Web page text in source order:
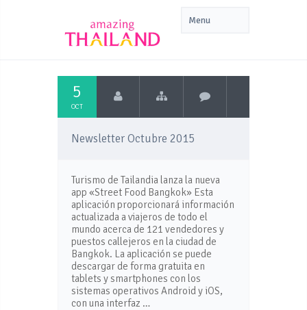
5
OCT
Newsletter Octubre 2015
Turismo de Tailandia lanza la nueva
app «Street Food Bangkok» Esta
aplicación proporcionará información
actualizada a viajeros de todo el
mundo acerca de 121 vendedores y
puestos callejeros en la ciudad de
Bangkok. La aplicación se puede
descargar de forma gratuita en
tablets y smartphones con los
sistemas operativos Android y iOS,
con una interfaz …